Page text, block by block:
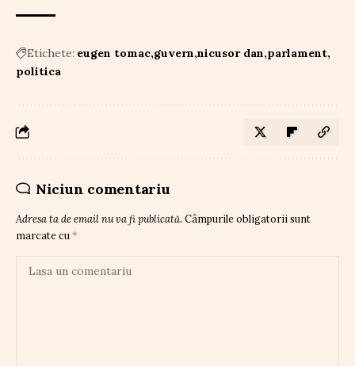
Etichete: eugen tomac guvern nicusor dan parlament
politica
Niciun comentariu
Adresa ta de email nu va fi publicată. Câmpurile obligatorii sunt
marcate cu *